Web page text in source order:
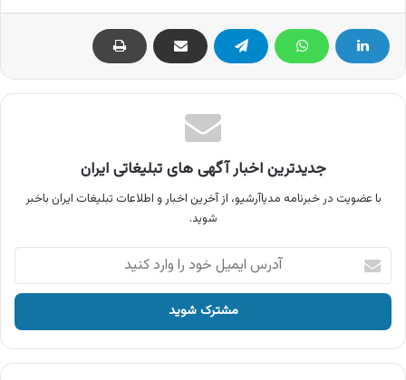
جدیدترین اخبار آگهی های تبلیغاتی ایران
با عضویت در خبرنامه مدیاآرشیو، از آخرین اخبار و اطلاعات تبلیغات ایران باخبر
شوید.
آدرس
ایمیل
خود
وارد
کنید